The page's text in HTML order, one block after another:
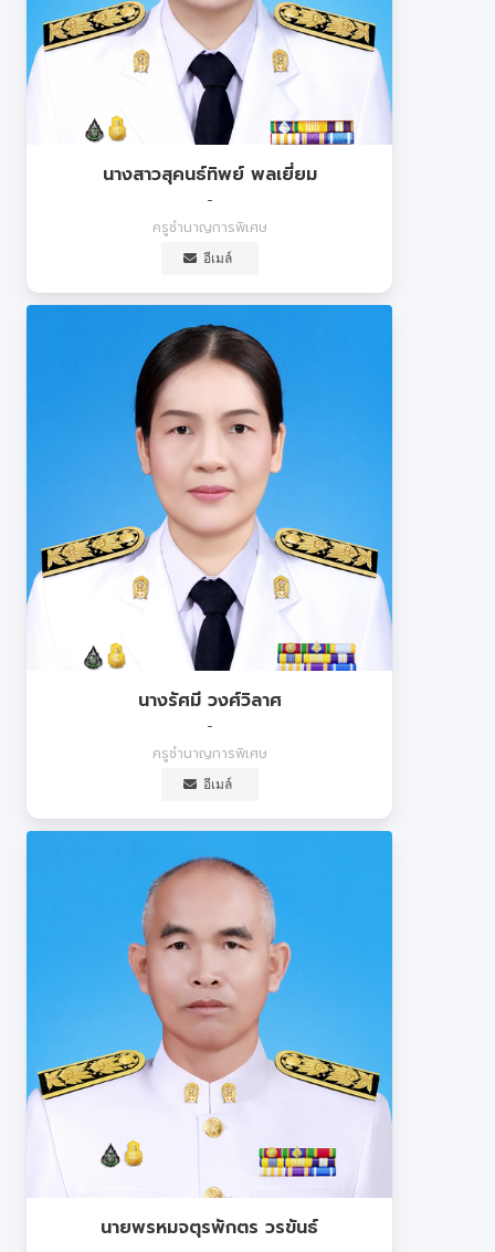
นางสาวสุคนธ์ทิพย์ พลเยี่ยม
-
ครูชำนาญการพิเศษ
อีเมล์
นางรัศมี วงศ์วิลาศ
-
ครูชำนาญการพิเศษ
อีเมล์
นายพรหมจตุรพักตร วรขันธ์